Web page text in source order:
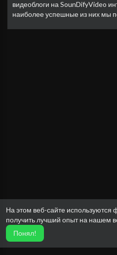
На этом веб-сайте
получить лучший опыт на нашем
Понял!
видеоблоги на SounDifyVideo
наиболее успешные из них мы